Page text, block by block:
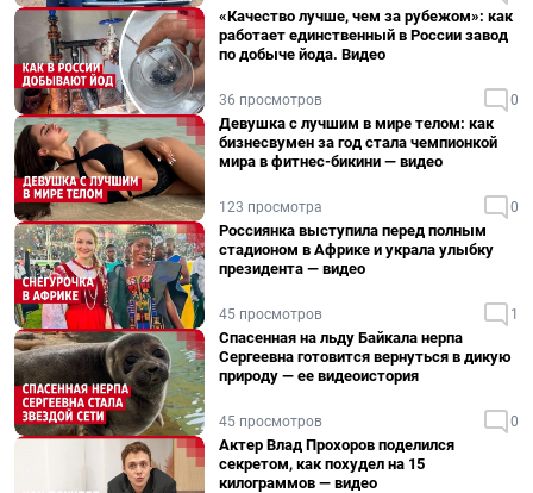
«Качество лучше, чем за рубежом»: как
работает единственный в России завод
по добыче йода. Видео
36 просмотров 0
Девушка с лучшим в мире телом: как
бизнесвумен за год стала чемпионкой
мира в фитнес-бикини — видео
123 просмотра 0
Россиянка выступила перед полным
стадионом в Африке и украла улыбку
президента — видео
45 просмотров 1
Спасенная на льду Байкала нерпа
Сергеевна готовится вернуться в дикую
природу — ее видеоистория
45 просмотров 0
Актер Влад Прохоров поделился
секретом, как похудел на 15
килограммов — видео